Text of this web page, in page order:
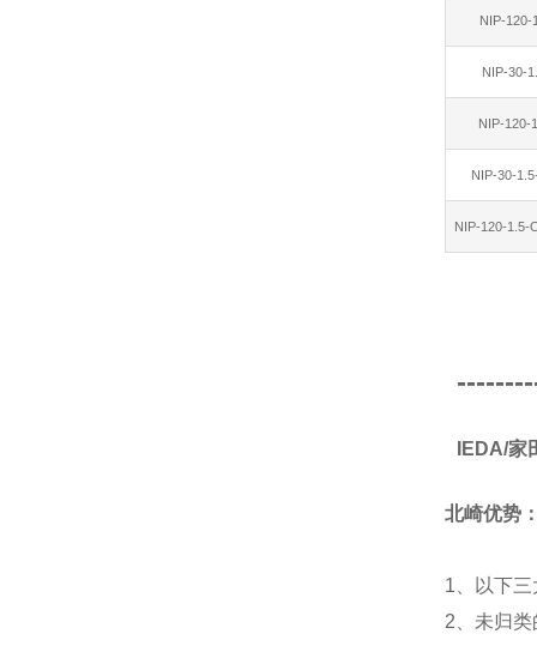
NIP-120-
NIP-30-
NIP-120-
NIP-30-
NIP-120-1.5-
IEDA/家
北崎优势
1、以下
2、未归